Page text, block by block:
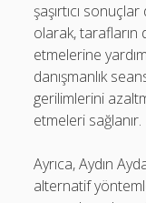
şaşırtıcı
olarak, tarafların
etmelerine
danışmanlık
gerilimlerini
etmeleri sağlanır.
Ayrıca, Aydın
alternatif